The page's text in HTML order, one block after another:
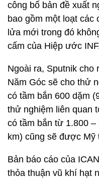
công bố bản đề xuất
bao gồm một loạt
lửa mới trong đó
cấm của Hiệp ước
Ngoài ra, Sputnik cho
Năm Góc sẽ cho thử
có tầm bắn 600 dặm
thử nghiệm liên quan
có tầm bắn từ 1.800
km) cũng sẽ được Mỹ
Bản báo cáo của
thỏa thuận vũ khí hạt